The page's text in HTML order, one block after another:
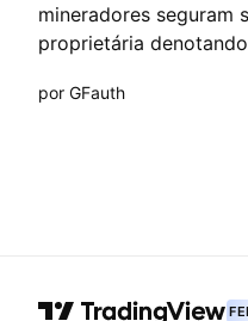
mineradores seguram
proprietária
mineradores
a
l
a
por GFauth